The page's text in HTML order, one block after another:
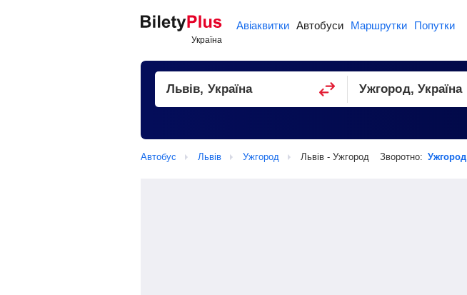
Авіаквитки Автобуси Маршрутки Попутки
Автобус Львів Ужгород Львів - Ужгород Зворотно: